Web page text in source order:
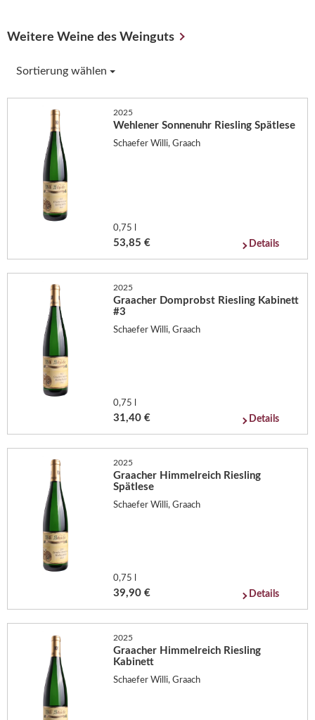
Weitere Weine des Weinguts
Sortierung wählen
2025
Wehlener Sonnenuhr Riesling Spätlese
Schaefer Willi, Graach
0,75 l
53,85 € Details
2025
Graacher Domprobst Riesling Kabinett
#3
Schaefer Willi, Graach
0,75 l
31,40 € Details
2025
Graacher Himmelreich Riesling
Spätlese
Schaefer Willi, Graach
0,75 l
39,90 € Details
2025
Graacher Himmelreich Riesling
Kabinett
Schaefer Willi, Graach